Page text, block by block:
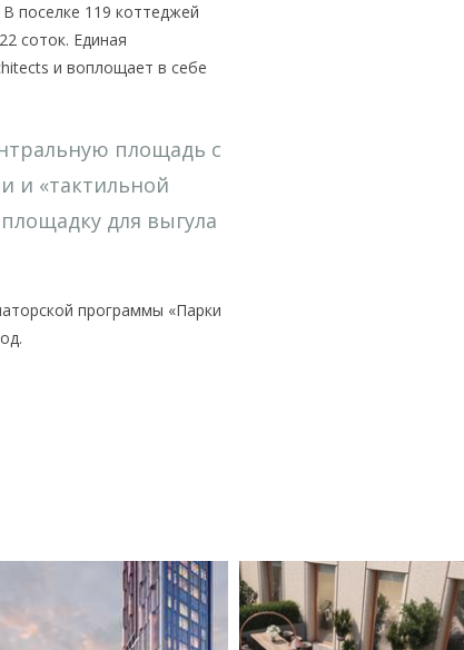
поселке 119 коттеджей
соток. Единая
и воплощает в себе
площадь с
и «тактильной
для выгула
программы «Парки